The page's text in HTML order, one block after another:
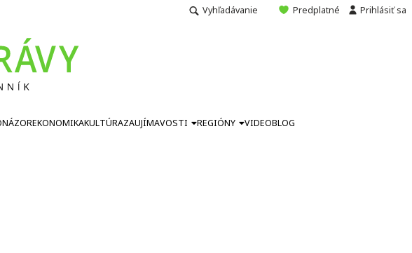
Vyhľadávanie Predplatné Prihlásiť sa
EKONOMIKAKULTÚRAZAUJÍMAVOSTI REGIÓNY VIDEOBLOG